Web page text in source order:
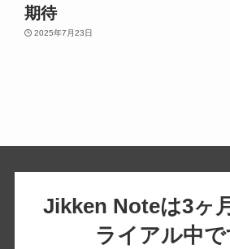
期待
2025年7月23日
Jikken Noteは3ヶ
ライアル中で